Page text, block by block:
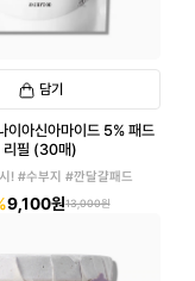
담기
이아신아마이드 5% 패드
리필 (30매)
! #수부지 #깐달걀패드
9,100원13,000원